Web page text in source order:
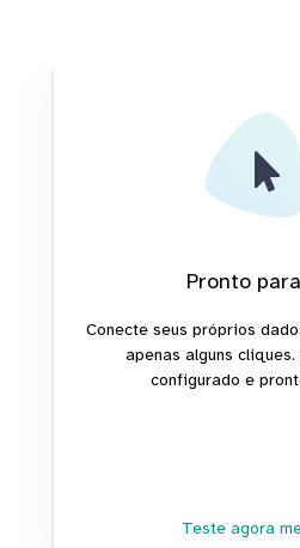
Pronto
Conecte seus próprios
apenas alguns
configurado e
Teste agora